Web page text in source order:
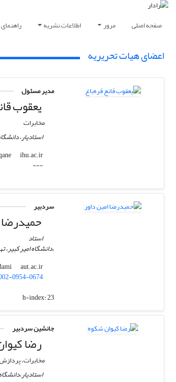
صفحه اصلی مرور اطلاعات نشریه
اعضای هیات تحریریه
مدیر مسئول
یعقوب
مخابرات
استادیار،
yqane
ihu.ac.ir
---
سردبیر
استاد
،دانشگاه امیر کبیر،
hamidami
aut.ac.ir
0954-0674
h-index:23
جانشین سردبیر
رضا
مخابرات،